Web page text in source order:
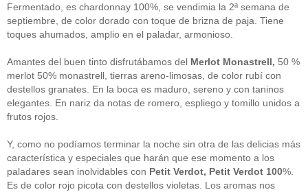
" ALT="RSS" /> SUSCRÍBETE
RSS - Entradas
ADMINISTRAR
Acceder
Fermentado, es chardonnay 100%, se vendimia la 2ª semana de
septiembre, de color dorado con toque de brizna de paja. Tiene
toques ahumados, amplio en el paladar, armonioso.
Amantes del buen tinto disfrutábamos del Merlot Monastrell, 50 %
merlot 50% monastrell, tierras areno-limosas, de color rubí con
destellos granates. En la boca es maduro, sereno y con taninos
elegantes. En nariz da notas de romero, espliego y tomillo unidos a
frutos rojos.
Y, como no podíamos terminar la noche sin otra de las delicias más
característica y especiales que harán que ese momento a los
paladares sean inolvidables con Petit Verdot, Petit Verdot 100%.
Es de color rojo picota con destellos violetas. Los aromas nos